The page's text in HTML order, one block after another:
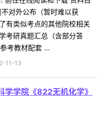
对外公布（暂时难以获
有类似考点的其他院校相关
考研真题汇总（含部分答
考教材配套 ...
11-13
学院《822无机化学》